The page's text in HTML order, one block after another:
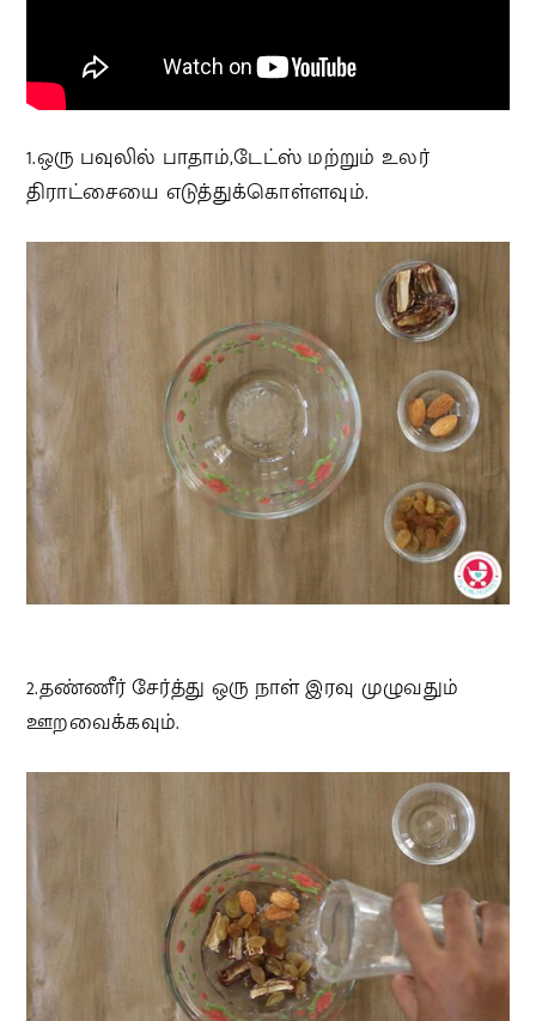
1.ஒரு பவுலில் பாதாம்,டேட்ஸ் மற்றும் உலர்
திராட்சையை எடுத்துக்கொள்ளவும்.
2.தண்ணீர் சேர்த்து ஒரு நாள் இரவு முழுவதும்
ஊறவைக்கவும்.